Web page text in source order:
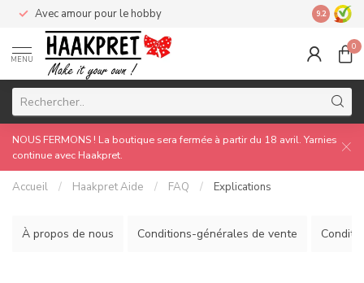
Avec amour pour le hobby Made by
9.2
MENU
0
NOUS FERMONS ! La boutique sera fermée à partir du 18 avril. Yarnies
continue avec Haakpret.
Accueil / Haakpret Aide / FAQ / Explications
À propos de nous Conditions-générales de vente